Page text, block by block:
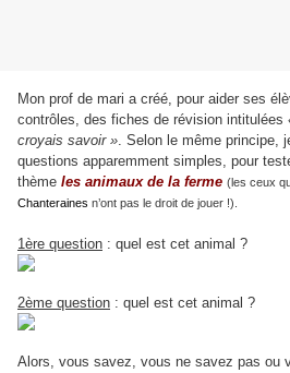
Mon prof de mari a créé, pour aider ses
contrôles, des fiches de révision intitulées
croyais savoir ». Selon le même principe,
questions apparemment simples, pour
thème les animaux de la ferme (les ceux
Chanteraines n’ont pas le droit de jouer !).
1ère question : quel est cet animal ?
2ème question : quel est cet animal ?
Alors, vous savez, vous ne savez pas ou